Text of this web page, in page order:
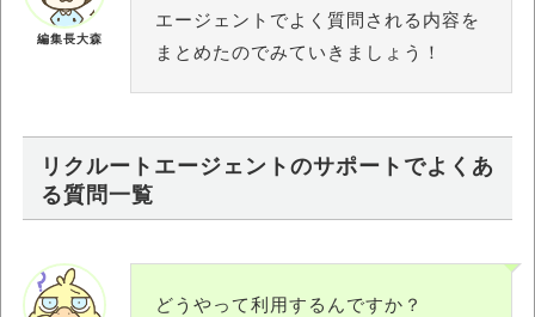
編集長大森
エージェントでよく質問される内容を
まとめたのでみていきましょう！
リクルートエージェントのサポートでよくあ
る質問一覧
どうやって利用するんですか？